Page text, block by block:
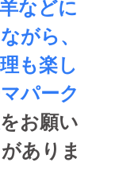
などに
がら、
も楽し
パーク
をお願い
ありま